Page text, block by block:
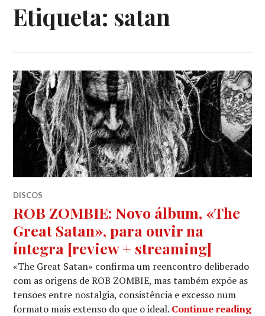
Etiqueta: satan
DISCOS
ROB ZOMBIE: Novo álbum, «The
Great Satan», para ouvir na
íntegra [review + streaming]
«The Great Satan» confirma um reencontro deliberado
com as origens de ROB ZOMBIE, mas também expõe as
tensões entre nostalgia, consistência e excesso num
formato mais extenso do que o ideal. Continue reading